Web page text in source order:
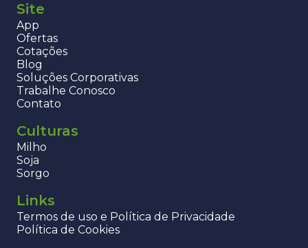
Site
App
Ofertas
Cotações
Blog
Soluções Corporativas
Trabalhe Conosco
Contato
Culturas
Milho
Soja
Sorgo
Links
Termos de uso e Política de Privacidade
Política de Cookies